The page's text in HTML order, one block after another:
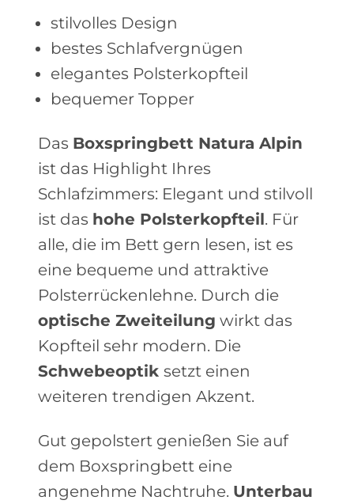
stilvolles Design
bestes Schlafvergnügen
elegantes Polsterkopfteil
bequemer Topper
Das Boxspringbett Natura Alpin
ist das Highlight Ihres
Schlafzimmers: Elegant und stilvoll
ist das hohe Polsterkopfteil. Für
alle, die im Bett gern lesen, ist es
eine bequeme und attraktive
Polsterrückenlehne. Durch die
optische Zweiteilung wirkt das
Kopfteil sehr modern. Die
Schwebeoptik setzt einen
weiteren trendigen Akzent.
Gut gepolstert genießen Sie auf
dem Boxspringbett eine
angenehme Nachtruhe. Unterbau